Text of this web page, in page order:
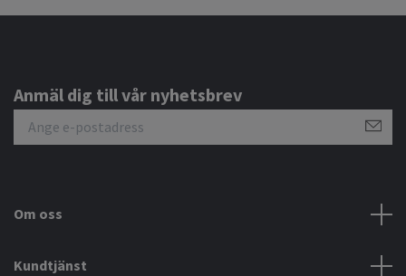
Anmäl dig till vår nyhetsbrev
Om oss
Kundtjänst